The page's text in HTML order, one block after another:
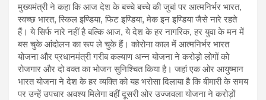
मुख्यमंत्री ने कहा कि आज देश के बच्चे बच्चे की जुबां पर आत्मनिर्भर भारत,
स्वच्छ भारत, स्किल इण्डिया, फिट इण्डिया, मेक इन इण्डिया जैसे नारे रहते
हैं। ये सिर्फ नारे नहीं है बल्कि आज, ये देश के हर नागरिक, हर युवा के मन में
बस चुके आंदोलन का रूप ले चुके हैं। कोरोना काल में आत्मनिर्भर भारत
योजना और प्रधानमंत्री गरीब कल्याण अन्न योजना ने करोड़ो लोगों को
रोजगार और दो वक्त का भोजन सुनिश्चित किया है। जहां एक ओर आयुष्मान
भारत योजना ने देश के हर व्यक्ति को यह भरोसा दिलाया है कि बीमारी के समय
पर उन्हें उपचार अवश्य मिलेगा वहीं दूसरी ओर उज्जवला योजना ने करोड़ों